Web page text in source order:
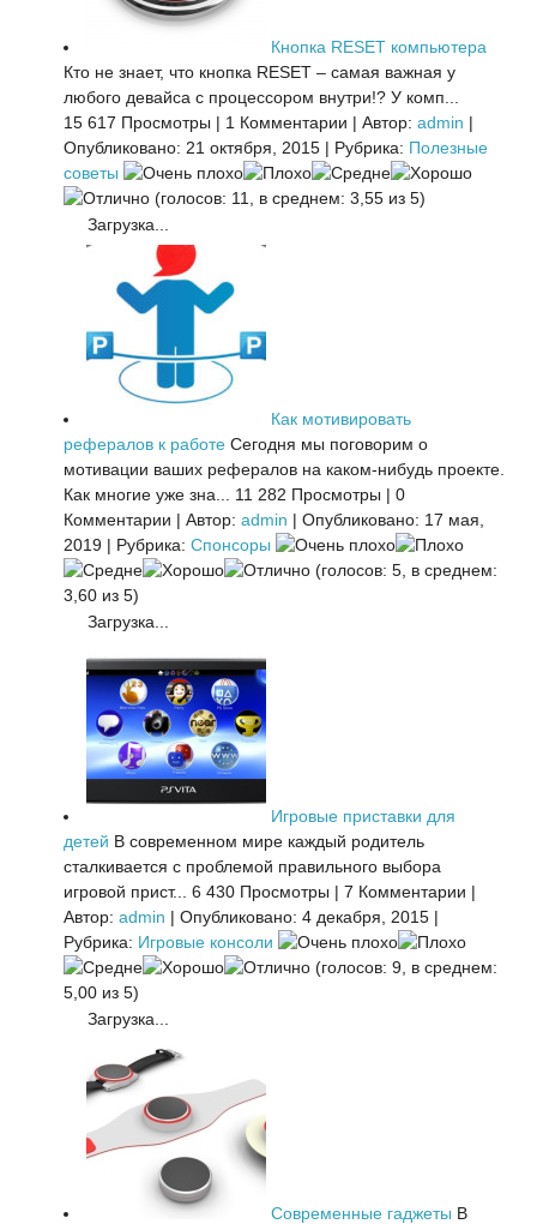
Кнопка RESET компьютера
Кто не знает, что кнопка RESET – самая важная у
любого девайса с процессором внутри!? У комп...
15 617 Просмотры | 1 Комментарии | Автор: admin |
Опубликовано: 21 октября, 2015 | Рубрика: Полезные
советы
(голосов: 11, в среднем: 3,55 из 5)
Загрузка...
Как мотивировать
рефералов к работе Сегодня мы поговорим о
мотивации ваших рефералов на каком-нибудь проекте.
Как многие уже зна...
11 282 Просмотры | 0
Комментарии | Автор: admin | Опубликовано: 17 мая,
2019 | Рубрика: Спонсоры
(голосов: 5, в среднем:
3,60 из 5)
Загрузка...
Игровые приставки для
детей В современном мире каждый родитель
сталкивается с проблемой правильного выбора
игровой прист...
6 430 Просмотры | 7 Комментарии |
Автор: admin | Опубликовано: 4 декабря, 2015 |
Рубрика: Игровые консоли
(голосов: 9, в среднем:
5,00 из 5)
Загрузка...
Современные гаджеты В